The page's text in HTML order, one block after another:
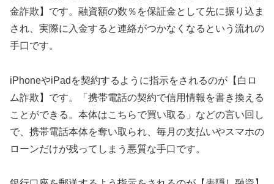
金詐欺】です。融資額の数％を保証金として先に振り込ま
され、実際に入金すると連絡がつかなくなるという流れの
手口です。
iPhoneやiPadを契約するように指示をされるのが【白ロ
ム詐欺】です。「携帯電話の契約で信用情報を書き換える
ことができる。本体はこちらで買い取る」などの言い回し
で、携帯電話本体を奪い取られ、毎月の支払いやスマホの
ローンだけが残ってしまう悪質な手口です。